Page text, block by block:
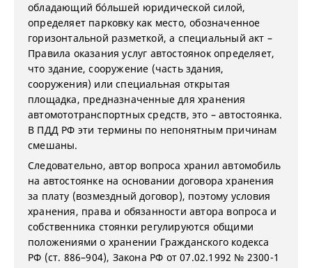
обладающий бóльшей юридической силой,
определяет парковку как место, обозначенное
горизонтальной разметкой, а специальный акт –
Правила оказания услуг автостоянок определяет,
что здание, сооружение (часть здания,
сооружения) или специальная открытая
площадка, предназначенные для хранения
автомототранспортных средств, это – автостоянка.
В ПДД РФ эти термины по непонятным причинам
смешаны.
Следовательно, автор вопроса хранил автомобиль
на автостоянке на основании договора хранения
за плату (возмездный договор), поэтому условия
хранения, права и обязанности автора вопроса и
собственника стоянки регулируются общими
положениями о хранении Гражданского кодекса
РФ (ст. 886–904), Закона РФ от 07.02.1992 № 2300-1